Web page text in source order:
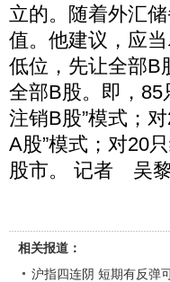
立的。随着外汇
值。他建议，应
低位，先让全部B
全部B股。即，85
注销B股”模式；
A股”模式；对20
股市。 记者 吴
相关报道：
沪指四连阴 短期有反弹